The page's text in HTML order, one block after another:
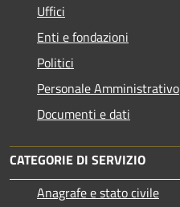
Uffici
Enti e fondazioni
Politici
Personale Amministrativo
Documenti e dati
CATEGORIE DI SERVIZIO
Anagrafe e stato civile